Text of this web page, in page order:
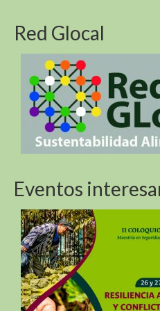
Biodiversidad de las
Desarrollo Sostenible
Sustentabilidad
Africa (R4D)
Red Glocal
Eventos